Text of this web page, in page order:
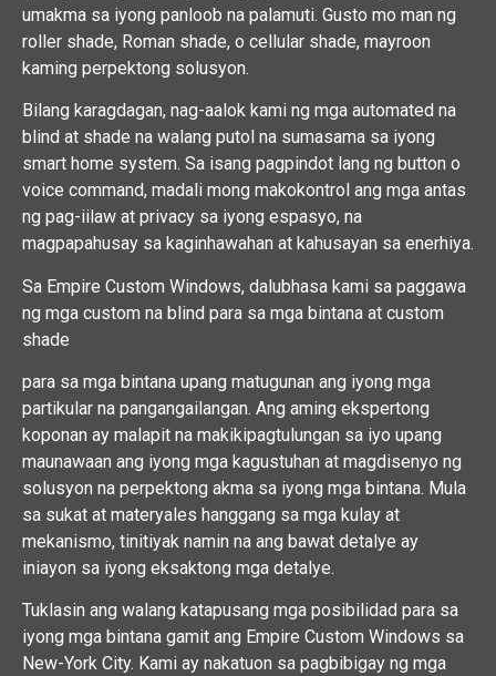
umakma sa iyong panloob na palamuti. Gusto mo man ng
roller shade, Roman shade, o cellular shade, mayroon
kaming perpektong solusyon.
Bilang karagdagan, nag-aalok kami ng mga automated na
blind at shade na walang putol na sumasama sa iyong
smart home system. Sa isang pagpindot lang ng button o
voice command, madali mong makokontrol ang mga antas
ng pag-iilaw at privacy sa iyong espasyo, na
magpapahusay sa kaginhawahan at kahusayan sa enerhiya.
Sa Empire Custom Windows, dalubhasa kami sa paggawa
ng mga custom na blind para sa mga bintana at custom
shade
para sa mga bintana upang matugunan ang iyong mga
partikular na pangangailangan. Ang aming ekspertong
koponan ay malapit na makikipagtulungan sa iyo upang
maunawaan ang iyong mga kagustuhan at magdisenyo ng
solusyon na perpektong akma sa iyong mga bintana. Mula
sa sukat at materyales hanggang sa mga kulay at
mekanismo, tinitiyak namin na ang bawat detalye ay
iniayon sa iyong eksaktong mga detalye.
Tuklasin ang walang katapusang mga posibilidad para sa
iyong mga bintana gamit ang Empire Custom Windows sa
New-York City. Kami ay nakatuon sa pagbibigay ng mga